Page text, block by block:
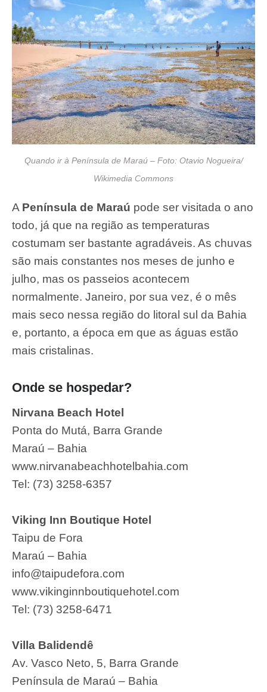
Quando ir à Península de Maraú – Foto: Otavio Nogueira/
Wikimedia Commons
A Península de Maraú pode ser visitada o ano
todo, já que na região as temperaturas
costumam ser bastante agradáveis. As chuvas
são mais constantes nos meses de junho e
julho, mas os passeios acontecem
normalmente. Janeiro, por sua vez, é o mês
mais seco nessa região do litoral sul da Bahia
e, portanto, a época em que as águas estão
mais cristalinas.
Onde se hospedar?
Nirvana Beach Hotel
Ponta do Mutá, Barra Grande
Maraú – Bahia
www.nirvanabeachhotelbahia.com
Tel: (73) 3258-6357
Viking Inn Boutique Hotel
Taipu de Fora
Maraú – Bahia
info@taipudefora.com
www.vikinginnboutiquehotel.com
Tel: (73) 3258-6471
Villa Balidendê
Av. Vasco Neto, 5, Barra Grande
Península de Maraú – Bahia